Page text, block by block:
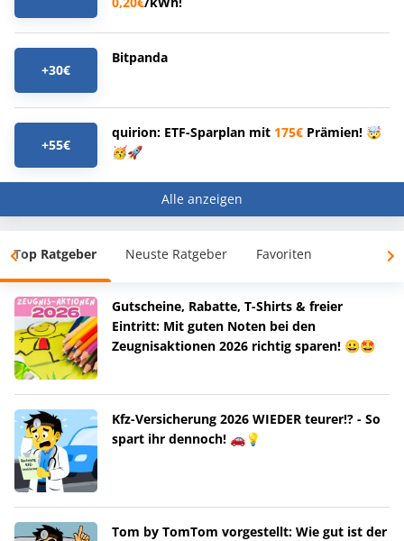
+30€
Bitpanda
+55€
quirion: ETF-Sparplan mit 175€ Prämien! 🤯
🥳🚀
Alle anzeigen
Top Ratgeber Neuste Ratgeber Favoriten
Gutscheine, Rabatte, T-Shirts & freier
Eintritt: Mit guten Noten bei den
Zeugnisaktionen 2026 richtig sparen! 😀🤩
Kfz-Versicherung 2026 WIEDER teurer!? - So
spart ihr dennoch! 🚗💡
Tom by TomTom vorgestellt: Wie gut ist der